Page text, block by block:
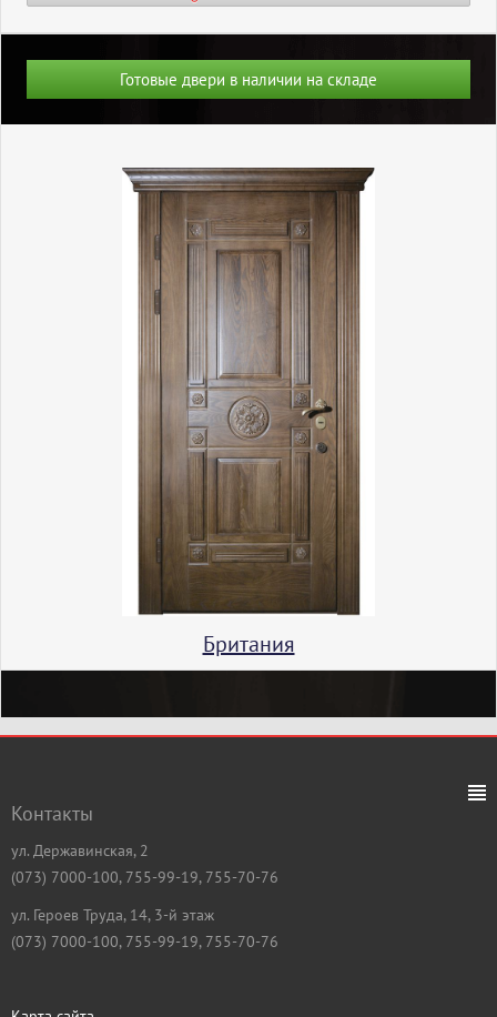
Готовые двери в наличии на складе
Британия
Контакты
ул. Державинская, 2
(073) 7000-100, 755-99-19, 755-70-76
ул. Героев Труда, 14, 3-й этаж
(073) 7000-100, 755-99-19, 755-70-76